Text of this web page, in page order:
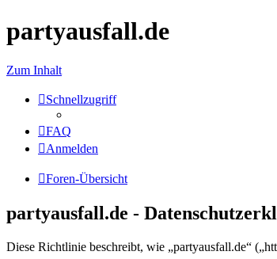
partyausfall.de
Zum Inhalt
Schnellzugriff
FAQ
Anmelden
Foren-Übersicht
partyausfall.de -
Diese Richtlinie beschreibt, wie „partyausfall.de“